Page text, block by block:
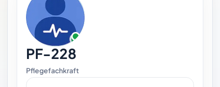
PF-228
Pflegefachkraft